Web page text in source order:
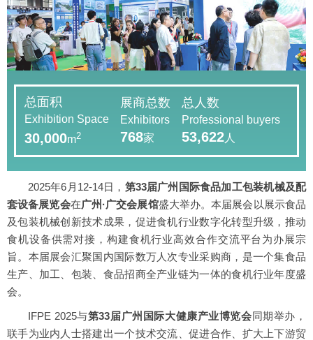
总面积
Exhibition Space
30,000m2
展商总数
Exhibitors
768家
总人数
Professional buyers
53,622 人
2025年6月12-14日， 第33届广州国际食品加工包装机械及配
套设备展览会在广州·广交会展馆盛大举办。本届展会以展示食品
及包装机械创新技术成果，促进食机行业数字化转型升级，推动
食机设备供需对接，构建食机行业高效合作交流平台为办展宗
旨。本届展会汇聚国内国际数万人次专业采购商，是一个集食品
生产、加工、包装、食品招商全产业链为一体的食机行业年度盛
会。
IFPE 2025与第33届广州国际大健康产业博览会同期举办，
联手为业内人士搭建出一个技术交流、促进合作、扩大上下游贸